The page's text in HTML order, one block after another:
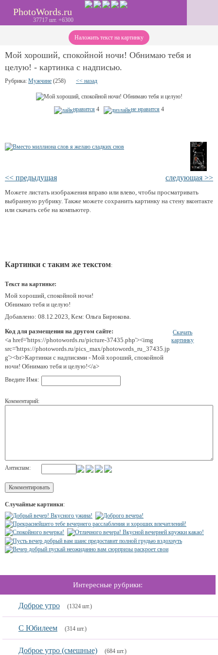
PhotoWords.ru
37717 шт. +6300
Наложить текст на картинку
Мой хороший, спокойной ночи! Обнимаю тебя и
целую! - картинка с надписью.
Рубрика: Мужчине (258) << назад
нравится 4 не нравится 4
<< предыдущая следующая >>
Можете листать изображения вправо или влево, чтобы просматривать
выбранную рубрику. Также можете сохранить картинку на стену вконтакте
или скачать себе на компьютер.
Картинки с таким же текстом:
Текст на картинке:
Мой хороший, спокойной ночи!
Обнимаю тебя и целую!
Добавлено: 08.12.2023, Кем: Ольга Бирюкова.
Код для размещения на другом сайте:
<a href='https://photowords.ru/picture-37435.php'><img
src='https://photowords.ru/pics_max/photowords_ru_37435.jp
g'><br>Картинки с надписями - Мой хороший, спокойной
ночи! Обнимаю тебя и целую!</a>
Скачать
картинку
Введите Имя:
Комментарий:
Антиспам:
Случайные картинки:
Интересные рубрики:
Доброе утро (1324 шт.)
С Юбилеем (314 шт.)
Доброе утро (смешные) (684 шт.)